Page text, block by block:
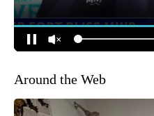
Around the Web